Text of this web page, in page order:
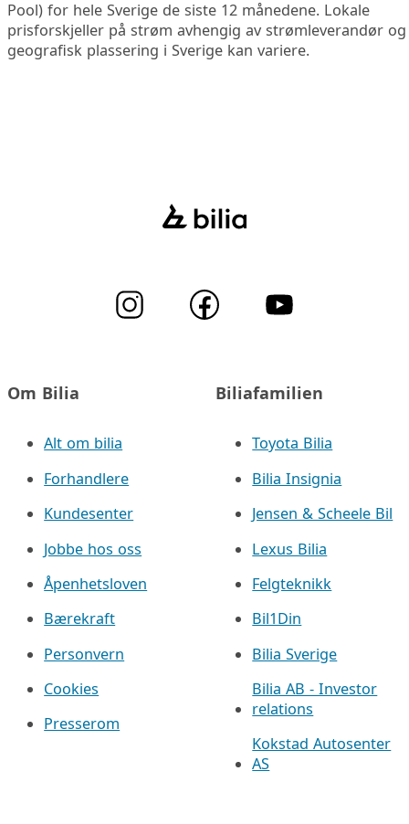
Pool) for hele Sverige de siste 12 månedene. Lokale
prisforskjeller på strøm avhengig av strømleverandør og
geografisk plassering i Sverige kan variere.
Om Bilia
Alt om bilia
Forhandlere
Kundesenter
Jobbe hos oss
Åpenhetsloven
Bærekraft
Personvern
Cookies
Presserom
Biliafamilien
Toyota Bilia
Bilia Insignia
Jensen & Scheele Bil
Lexus Bilia
Felgteknikk
Bil1Din
Bilia Sverige
Bilia AB - Investor
relations
Kokstad Autosenter
AS